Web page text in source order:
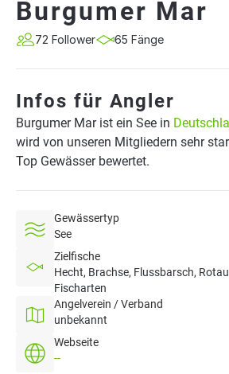
Burgumer Mar
72 Follower 65 Fänge
Infos für Angler
Burgumer Mar ist ein See in
wird von unseren Mitgliedern sehr
Top Gewässer bewertet.
Gewässertyp
See
Zielfische
Hecht, Brachse, Flussbarsch,
Fischarten
Angelverein / Verband
unbekannt
Webseite
--